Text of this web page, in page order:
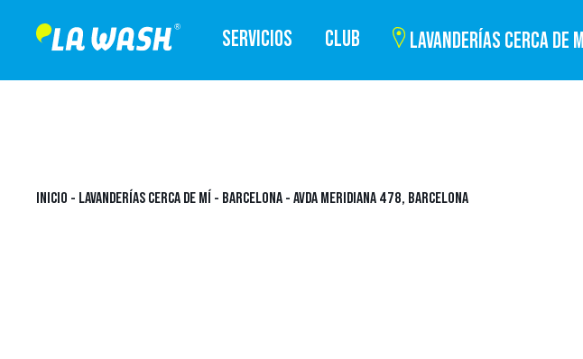
SERVICIOS CLUB LAVANDERÍAS CERCA DE MÍ
INICIO - LAVANDERÍAS CERCA DE MÍ - BARCELONA - AVDA MERIDIANA 478, BARCELONA